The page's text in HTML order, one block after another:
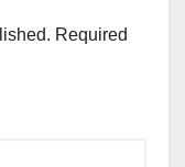
Required